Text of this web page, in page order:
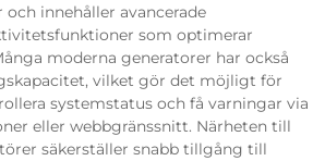
och innehåller avancerade
som optimerar
moderna generatorer har också
vilket gör det möjligt för
systemstatus och få varningar via
eller webbgränssnitt. Närheten till
säkerställer snabb tillgång till